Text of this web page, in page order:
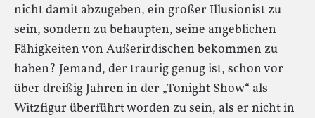
nicht damit abzugeben, ein großer Illusionist zu
sein, sondern zu behaupten, seine angeblichen
Fähigkeiten von Außerirdischen bekommen zu
haben? Jemand, der traurig genug ist, schon vor
über dreißig Jahren in der „Tonight Show“ als
Witzfigur überführt worden zu sein, als er nicht in